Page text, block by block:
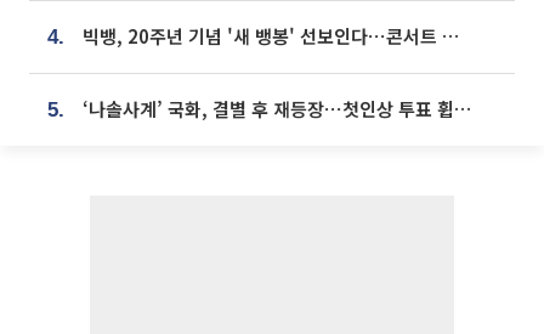
4. 빅뱅, 20주년 기념 '새 뱅봉' 선보인다⋯콘서트 앞두고 팝업 개최
5. ‘나솔사계’ 국화, 결별 후 재등장⋯첫인상 투표 휩쓸고 ‘인기녀’ 등극